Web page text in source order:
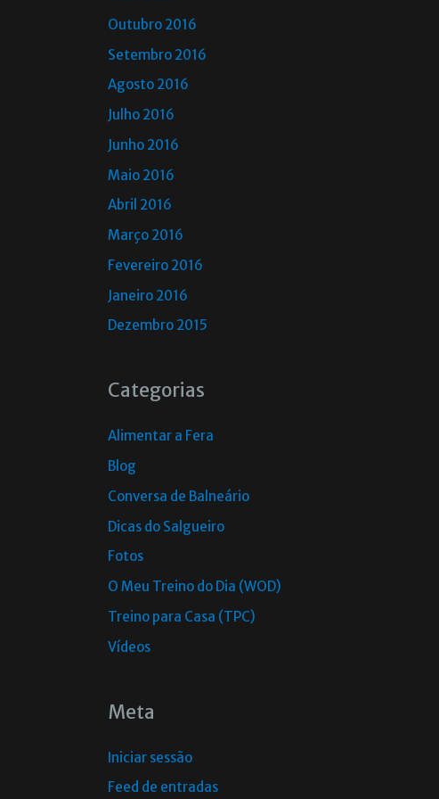
Outubro 2016
Setembro 2016
Agosto 2016
Julho 2016
Junho 2016
Maio 2016
Abril 2016
Março 2016
Fevereiro 2016
Janeiro 2016
Dezembro 2015
Categorias
Alimentar a Fera
Blog
Conversa de Balneário
Dicas do Salgueiro
Fotos
O Meu Treino do Dia (WOD)
Treino para Casa (TPC)
Vídeos
Meta
Iniciar sessão
Feed de entradas